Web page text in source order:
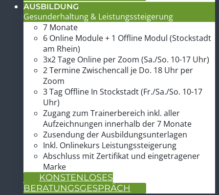
BERATUNGSGESPRÄCH
AUSBILDUNG
Gesunderhaltung & Leistungssteigerung
7 Monate
6 Online Module + 1 Offline Modul (Stockstadt
am Rhein)
3x2 Tage Online per Zoom (Sa./So. 10-17 Uhr)
2 Termine Zwischencall je Do. 18 Uhr per
Zoom
3 Tag Offline In Stockstadt (Fr./Sa./So. 10-17
Uhr)
Zugang zum Trainerbereich inkl. aller
Aufzeichnungen innerhalb der 7 Monate
Zusendung der Ausbildungsunterlagen
Inkl. Onlinekurs Leistungssteigerung
Abschluss mit Zertifikat und eingetragener
Marke
KONSTENLOSES